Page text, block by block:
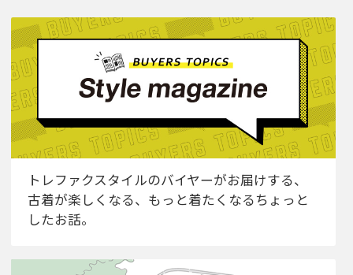
トレファクスタイルのバイヤーがお届けする、
古着が楽しくなる、もっと着たくなるちょっと
したお話。